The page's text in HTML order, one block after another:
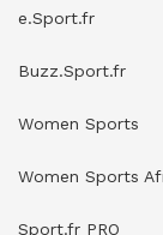
e.Sport.fr
Buzz.Sport.fr
Women Sports
Women Sports
Sport.fr PRO